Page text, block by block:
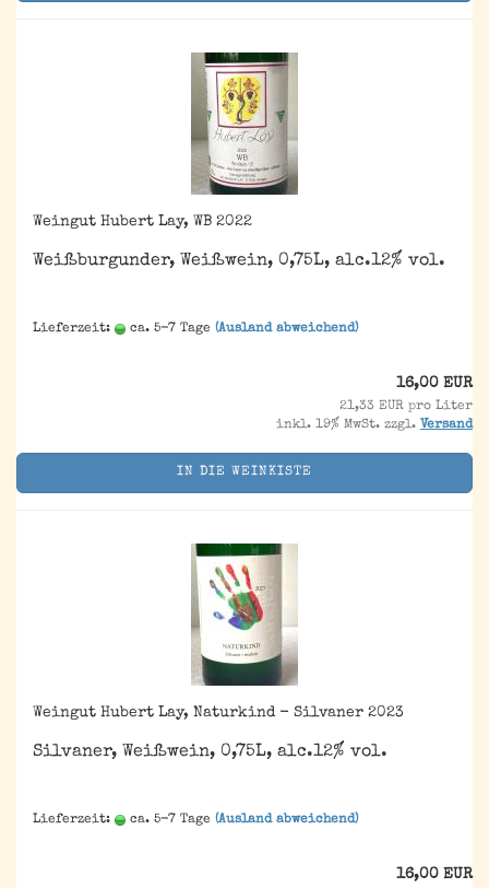
Weingut Hubert Lay, WB 2022
Weißburgunder, Weißwein, 0,75L, alc.12% vol.
Lieferzeit: ca. 5-7 Tage (Ausland abweichend)
16,00 EUR
21,33 EUR pro Liter
inkl. 19% MwSt. zzgl. Versand
IN DIE WEINKISTE
Weingut Hubert Lay, Naturkind - Silvaner 2023
Silvaner, Weißwein, 0,75L, alc.12% vol.
Lieferzeit: ca. 5-7 Tage (Ausland abweichend)
16,00 EUR